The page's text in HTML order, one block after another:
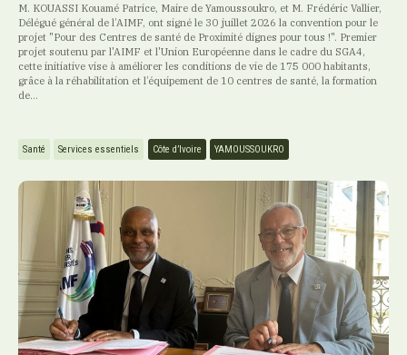
M. KOUASSI Kouamé Patrice, Maire de Yamoussoukro, et M. Frédéric Vallier,
Délégué général de l’AIMF, ont signé le 30 juillet 2026 la convention pour le
projet "Pour des Centres de santé de Proximité dignes pour tous !". Premier
projet soutenu par l'AIMF et l'Union Européenne dans le cadre du SGA4,
cette initiative vise à améliorer les conditions de vie de 175 000 habitants,
grâce à la réhabilitation et l’équipement de 10 centres de santé, la formation
de...
Santé Services essentiels Côte d’Ivoire YAMOUSSOUKRO